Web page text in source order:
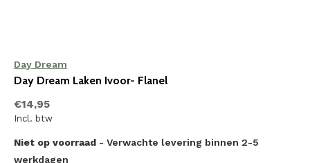
Day Dream
Day Dream Laken Ivoor- Flanel
€14,95
Incl. btw
Niet op voorraad - Verwachte levering binnen 2-5
werkdagen